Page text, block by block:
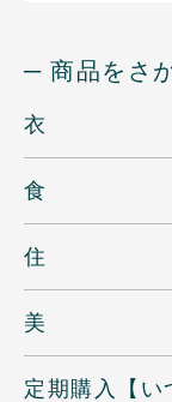
─ 商品をさ
衣
食
住
美
定期購入【い